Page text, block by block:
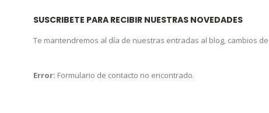
SUSCRIBETE PARA RECIBIR NUESTRAS NOVEDADES
Te mantendremos al día de nuestras entradas al blog, cambios
Error: Formulario de contacto no encontrado.